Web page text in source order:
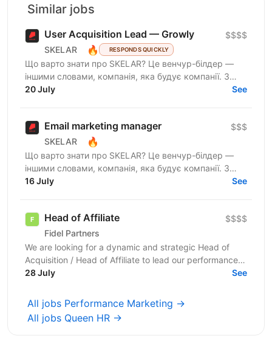
Similar jobs
User Acquisition Lead — Growly
SKELAR 🔥 RESPONDS QUICKLY
$$$$
Що варто знати про SKELAR? Це венчур-білдер —
іншими словами, компанія, яка будує компанії. З
нами фаундери створюють consumer-бізнеси, які
20 July See
Email marketing manager
SKELAR 🔥
$$$
Що варто знати про SKELAR? Це венчур-білдер —
іншими словами, компанія, яка будує компанії. З
нами фаундери створюють consumer-бізнеси, які
16 July See
Head of Affiliate
Fidel Partners
$$$$
We are looking for a dynamic and strategic Head of
Acquisition / Head of Affiliate to lead our performance
marketing efforts across LATAM GEOs. The main...
28 July See
All jobs Performance Marketing →
All jobs Queen HR →